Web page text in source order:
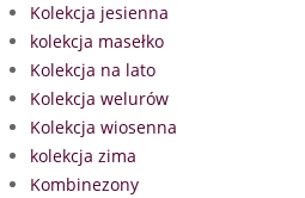
Kolekcja jesienna
kolekcja masełko
Kolekcja na lato
Kolekcja welurów
Kolekcja wiosenna
kolekcja zima
Kombinezony